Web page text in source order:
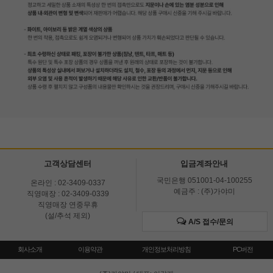
고객상담센터
온라인 : 02-3409-0337
직영매장 : 02-3409-0339
직영매장 연중무휴
(설/추석 제외)
입금계좌안내
국민은행 051001-04-100255
예금주 : (주)가야미
A/S 접수/문의
회사소개 이용약관 개인정보처리방침 PC버전